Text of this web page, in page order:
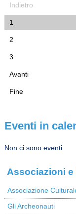
Indietro
1
2
3
Avanti
Fine
Eventi in
Non ci sono eventi
Associazioni e
Associazione
Gli Archeonauti